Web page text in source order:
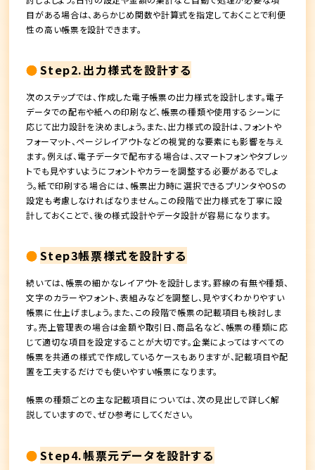
目がある場合は、あらかじめ関数や計算式を指定しておくことで利便
性の高い帳票を設計できます。
Step2.出力様式を設計する
次のステップでは、作成した電子帳票の出力様式を設計します。電子
データでの配布や紙への印刷など、帳票の種類や使用するシーンに
応じて出力設計を決めましょう。また、出力様式の設計は、フォントや
フォーマット、ページレイアウトなどの視覚的な要素にも影響を与え
ます。例えば、電子データで配布する場合は、スマートフォンやタブレッ
トでも見やすいようにフォントやカラーを調整する必要があるでしょ
う。紙で印刷する場合には、帳票出力時に選択できるプリンタやOSの
設定も考慮しなければなりません。この段階で出力様式を丁寧に設
計しておくことで、後の様式設計やデータ設計が容易になります。
Step3帳票様式を設計する
続いては、帳票の細かなレイアウトを設計します。罫線の有無や種類、
文字のカラーやフォント、表組みなどを調整し、見やすくわかりやすい
帳票に仕上げましょう。また、この段階で帳票の記載項目も検討しま
す。売上管理表の場合は金額や取引日、商品名など、帳票の種類に応
じて適切な項目を設定することが大切です。企業によってはすべての
帳票を共通の様式で作成しているケースもありますが、記載項目や配
置を工夫するだけでも使いやすい帳票になります。
帳票の種類ごとの主な記載項目については、次の見出しで詳しく解
説していますので、ぜひ参考にしてください。
Step4.帳票元データを設計する